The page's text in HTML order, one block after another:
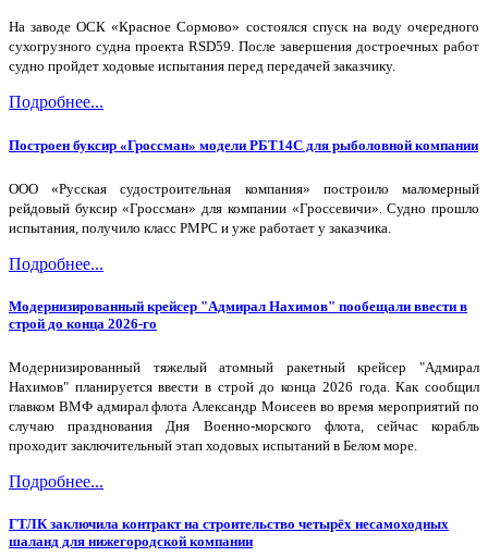
На заводе ОСК «Красное Сормово» состоялся спуск на воду очередного
сухогрузного судна проекта RSD59. После завершения достроечных работ
судно пройдет ходовые испытания перед передачей заказчику.
Подробнее...
Построен буксир «Гроссман» модели РБТ14С для рыболовной компании
ООО «Русская судостроительная компания» построило маломерный
рейдовый буксир «Гроссман» для компании «Гроссевичи». Судно прошло
испытания, получило класс РМРС и уже работает у заказчика.
Подробнее...
Модернизированный крейсер "Адмирал Нахимов" пообещали ввести в
строй до конца 2026-го
Модернизированный тяжелый атомный ракетный крейсер "Адмирал
Нахимов" планируется ввести в строй до конца 2026 года. Как сообщил
главком ВМФ адмирал флота Александр Моисеев во время мероприятий по
случаю празднования Дня Военно-морского флота, сейчас корабль
проходит заключительный этап ходовых испытаний в Белом море.
Подробнее...
ГТЛК заключила контракт на строительство четырёх несамоходных
шаланд для нижегородской компании